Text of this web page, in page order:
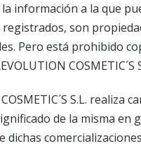
información a la que
son
Pero está prohibido
COSMETIC´S S.L.
de la misma en
dichas